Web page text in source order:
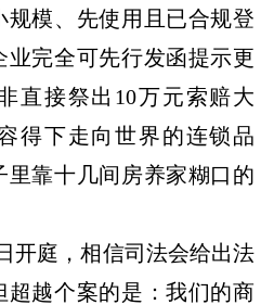
规模、先使用且已合规登
完全可先行发函提示更
直接祭出10万元索赔大
得下走向世界的连锁品
里靠十几间房养家糊口的
开庭，相信司法会给出法
超越个案的是：我们的商